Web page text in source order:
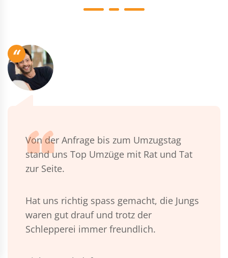
“
Von der Anfrage bis zum Umzugstag
stand uns Top Umzüge mit Rat und Tat
zur Seite.
Hat uns richtig spass gemacht, die Jungs
waren gut drauf und trotz der
Schlepperei immer freundlich.